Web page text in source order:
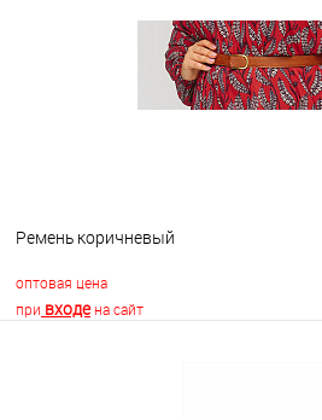
Ремень коричневый
оптовая цена
при входена сайт